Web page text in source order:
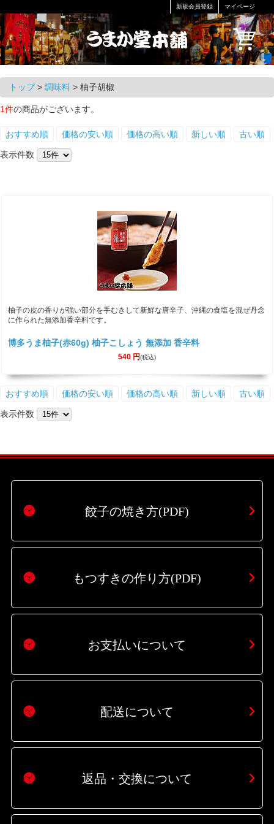
新規会員登録 マイページ
トップ> 調味料 > 柚子胡椒
1件の商品がございます。
おすすめ順 価格の安い順 価格の高い順 新しい順 古い順
表示件数
柚子の皮の香りが強い部分を手むきして新鮮な唐辛子、沖縄の食塩を混ぜ丹念
に作られた無添加香辛料です。
博多うま柚子(赤60g) 柚子こしょう 無添加 香辛料
540 円(税込)
おすすめ順 価格の安い順 価格の高い順 新しい順 古い順
表示件数
餃子の焼き方(PDF)
もつすきの作り方(PDF)
お支払いについて
配送について
返品・交換について